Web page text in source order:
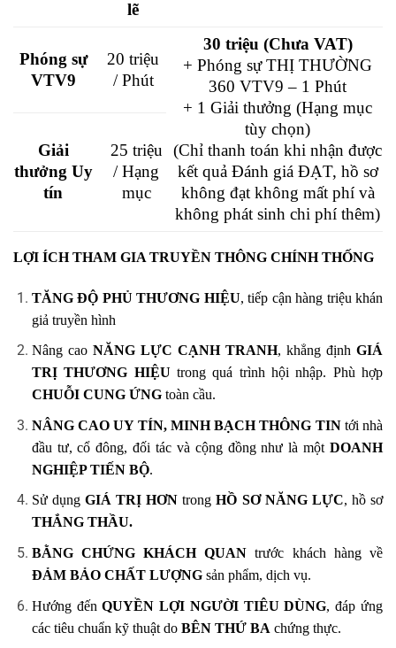
lẽ
Phóng sự
VTV9
20 triệu
/ Phút
30 triệu (Chưa VAT)
+ Phóng sự THỊ THƯỜNG
360 VTV9 – 1 Phút
+ 1 Giải thưởng (Hạng mục
tùy chọn)
(Chỉ thanh toán khi nhận được
kết quả Đánh giá ĐẠT, hồ sơ
không đạt không mất phí và
không phát sinh chi phí thêm)
Giải
thưởng Uy
tín
25 triệu
/ Hạng
mục
LỢI ÍCH THAM GIA TRUYỀN THÔNG CHÍNH THỐNG
TĂNG ĐỘ PHỦ THƯƠNG HIỆU, tiếp cận hàng triệu khán
giả truyền hình
Nâng cao NĂNG LỰC CẠNH TRANH, khẳng địnhGIÁ
TRỊ THƯƠNG HIỆU trong quá trình hội nhập. Phù hợp
CHUỖI CUNG ỨNGtoàn cầu.
NÂNG CAO UY TÍN, MINH BẠCH THÔNG TINtới nhà
đầu tư, cổ đông, đối tác và cộng đồng như là một DOANH
NGHIỆP TIẾN BỘ.
Sử dụngGIÁ TRỊ HƠN trongHỒ SƠ NĂNG LỰC, hồ sơ
THẮNG THẦU.
BẰNG CHỨNG KHÁCH QUAN trước khách hàng về
ĐẢM BẢO CHẤT LƯỢNGsản phẩm, dịch vụ.
Hướng đếnQUYỀN LỢI NGƯỜI TIÊU DÙNG, đáp ứng
các tiêu chuẩn kỹ thuật do BÊN THỨ BA chứng thực.